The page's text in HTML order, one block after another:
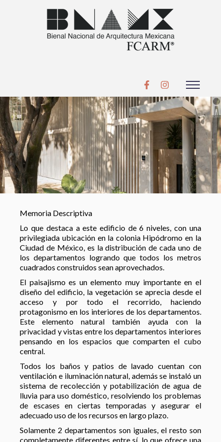
Memoria Descriptiva
Lo que destaca a este edificio de 6 niveles, con una
privilegiada ubicación en la colonia Hipódromo en la
Ciudad de México, es la distribución de cada uno de
los departamentos logrando que todos los metros
cuadrados construidos sean aprovechados.
El paisajismo es un elemento muy importante en el
diseño del edificio, la vegetación se aprecia desde el
acceso y por todo el recorrido, haciendo
protagonismo en los interiores de los departamentos.
Este elemento natural también ayuda con la
privacidad y vistas entre los departamentos interiores
pensando en los espacios que comparten el cubo
central.
Todos los baños y patios de lavado cuentan con
ventilación e iluminación natural, además se instaló un
sistema de recolección y potabilización de agua de
lluvia para uso doméstico, resolviendo los problemas
de escases en ciertas temporadas y asegurar el
adecuado uso de los recursos en largo plazo.
Solamente 2 departamentos son iguales, el resto son
completamente diferentes entre sí, lo que ofrece una